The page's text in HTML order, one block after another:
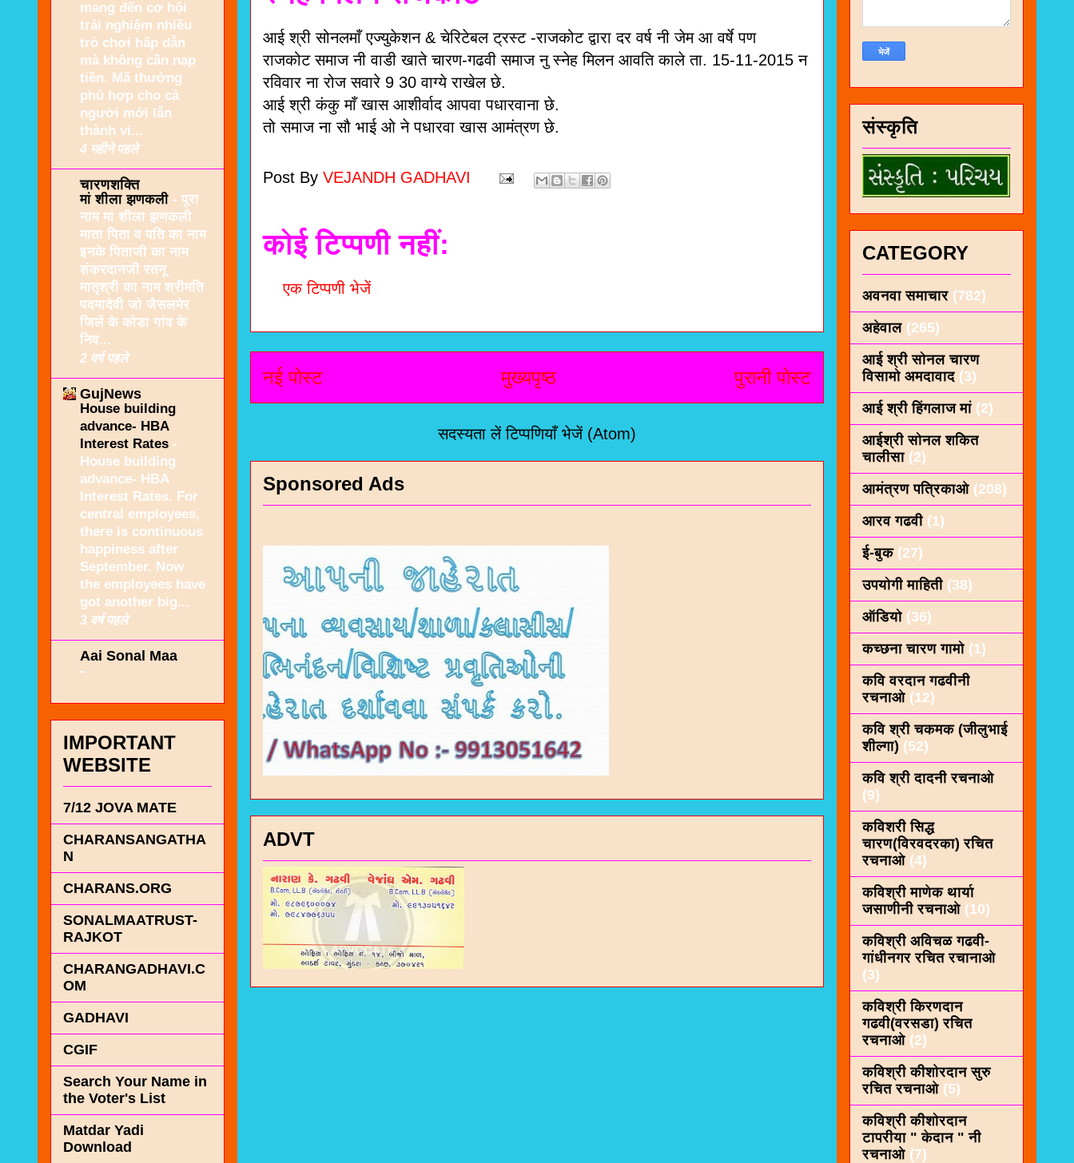
आई श्री सोनलमाँ एज्युकेशन & चेरिटेबल ट्रस्ट -राजकोट द्वारा दर वर्ष नी जेम आ वर्षे पण
राजकोट समाज नी वाडी खाते चारण-गढवी समाज नु स्नेह मिलन आवति काले ता. 15-11-2015 न
रविवार ना रोज सवारे 9 30 वाग्ये राखेल छे.
आई श्री कंकु माँ खास आशीर्वाद आपवा पधारवाना छे.
तो समाज ना सौ भाई ओ ने पधारवा खास आमंत्रण छे.
Post By VEJANDH GADHAVI
कोई टिप्पणी नहीं:
एक टिप्पणी भेजें
नई पोस्ट पुरानी पोस्ट
मुख्यपृष्ठ
सदस्यता लेंटिप्पणियाँ भेजें (Atom)
Sponsored Ads
ADVT
mang đến cơ hội
trải nghiệm nhiều
trò chơi hấp dẫn
mà không cần nạp
tiền. Mã thưởng
phù hợp cho cả
người mới lẫn
thành vi...
4 महीने पहले
चारणशक्ति
मां शीला झणकली - पूरा
नाम मां शीला झणकली
माता पिता व पति का नाम
इनके पिताजी का नाम
शंकरदानजी रतनू
मातृश्री का नाम श्रीमति
पदमादेवी जो जैसलमेर
जिलें के कोडा गांव के
निव...
2 वर्ष पहले
GujNews
House building
advance- HBA
Interest Rates -
House building
advance- HBA
Interest Rates. For
central employees,
there is continuous
happiness after
September. Now
the employees have
got another big...
3 वर्ष पहले
Aai Sonal Maa
-
IMPORTANT
WEBSITE
7/12 JOVA MATE
CHARANSANGATHA
N
CHARANS.ORG
SONALMAATRUST-
RAJKOT
CHARANGADHAVI.C
OM
GADHAVI
CGIF
Search Your Name in
the Voter's List
Matdar Yadi
Download
संस्कृति
CATEGORY
अवनवा समाचार (782)
अहेवाल (265)
आई श्री सोनल चारण
विसामो अमदावाद (3)
आई श्री हिंगलाज मां (2)
आईश्री सोनल शकित
चालीसा (2)
आमंत्रण पत्रिकाओ (208)
आरव गढवी (1)
ई-बुक (27)
उपयोगी माहिती (38)
ऑडियो (36)
कच्छना चारण गामो (1)
कवि वरदान गढवीनी
रचनाओ (12)
कवि श्री चकमक (जीलुभाई
शील्गा) (52)
कवि श्री दादनी रचनाओ
(9)
कविशरी सिद्ध
चारण(विरवदरका) रचित
रचनाओ (4)
कविश्री माणेक थार्या
जसाणीनी रचनाओ (10)
कविश्री अविचळ गढवी-
गांधीनगर रचित रचानाओ
(3)
कविश्री किरणदान
गढवी(वरसडा) रचित
रचनाओ (2)
कविश्री कीशाेरदान सुरु
रचित रचनाओ (5)
कविश्री कीशोरदान
टापरीया " केदान " नी
रचनाओ (7)